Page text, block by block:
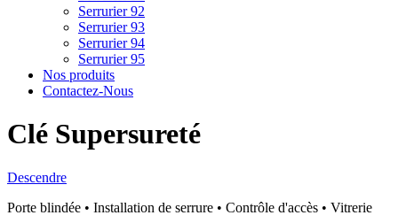
Serrurier 92
Serrurier 93
Serrurier 94
Serrurier 95
Nos produits
Contactez-Nous
Clé Supersureté
Descendre
Porte blindée • Installation de serrure • Contrôle d'accès • Vitrerie